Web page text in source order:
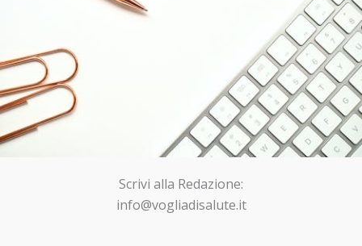
Scrivi alla Redazione:
info@vogliadisalute.it